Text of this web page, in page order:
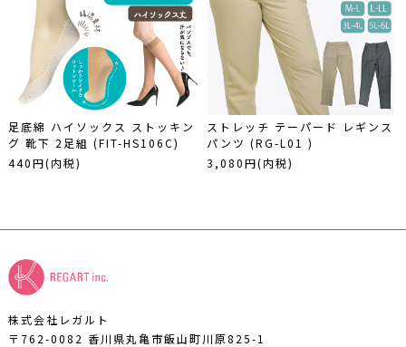
足底綿 ハイソックス ストッキン
グ 靴下 2足組 (FIT-HS106C)
440円(内税)
ストレッチ テーパード レギンス
パンツ (RG-L01 )
3,080円(内税)
株式会社レガルト
〒762-0082 香川県丸亀市飯山町川原825-1